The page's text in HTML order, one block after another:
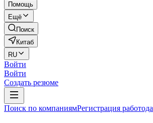
Помощь
Ещё
Поиск
Китаб
RU
Войти
Войти
Создать резюме
Поиск по компаниямРегистрация